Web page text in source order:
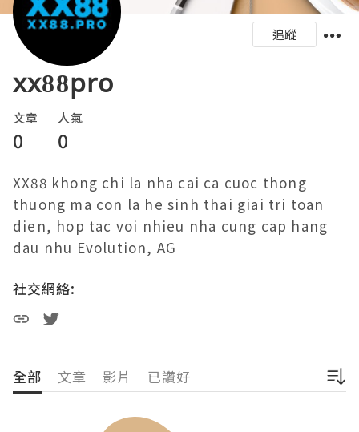
追蹤
xx88pro
文章
0
人氣
0
XX88 khong chi la nha cai ca cuoc thong
thuong ma con la he sinh thai giai tri toan
dien, hop tac voi nhieu nha cung cap hang
dau nhu Evolution, AG
社交網絡:
全部 文章 影片 已讚好